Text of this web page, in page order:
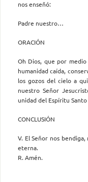
nos enseñó:
Padre nuestro…
ORACIÓN
Oh Dios, que por
humanidad caída,
los gozos del cielo a
nuestro Señor
unidad del Espíritu
CONCLUSIÓN
V. El Señor nos
eterna.
R. Amén.